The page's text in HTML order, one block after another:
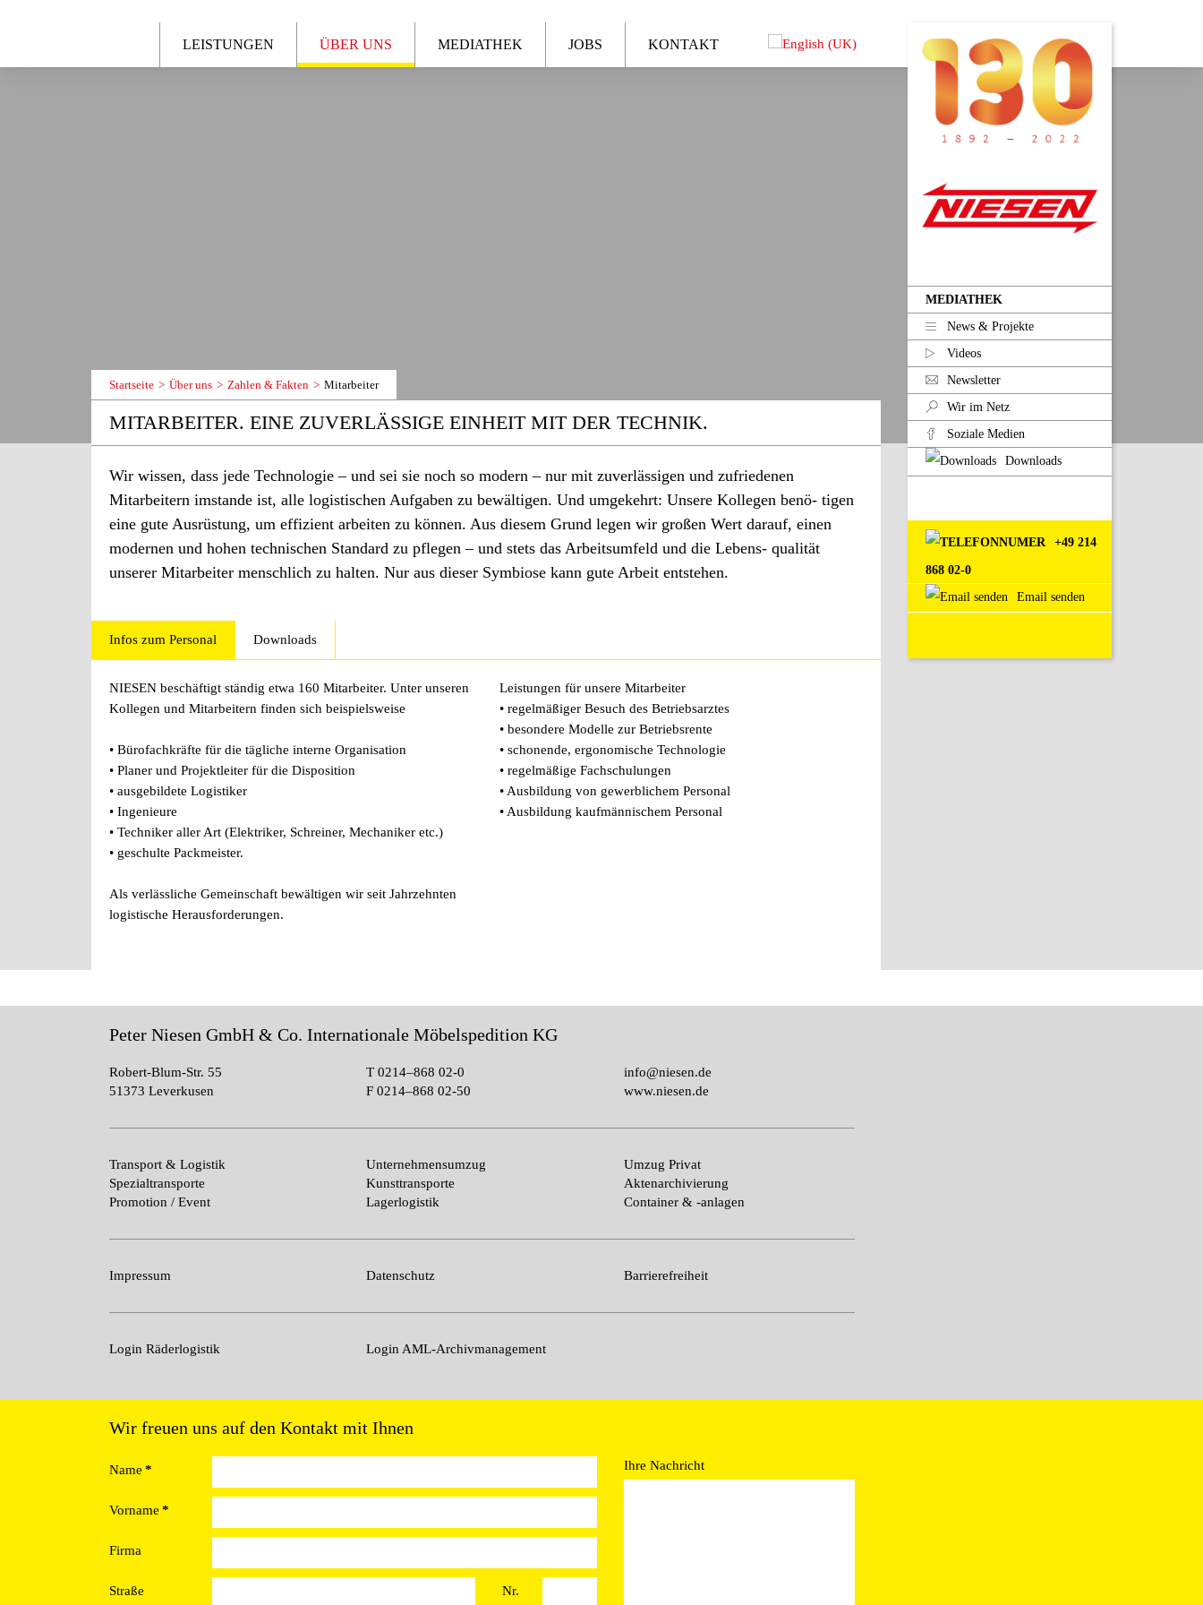
MEDIATHEK
News & Projekte
Videos
Newsletter
Wir im Netz
Soziale Medien
Downloads
+49 214
868 02-0
Email senden
LEISTUNGEN ÜBER UNS MEDIATHEK JOBS KONTAKT
Startseite Über uns Zahlen & Fakten Mitarbeiter
MITARBEITER. EINE ZUVERLÄSSIGE EINHEIT MIT DER TECHNIK.
Wir wissen, dass jede Technologie – und sei sie noch so modern – nur mit zuverlässigen und zufriedenen
Mitarbeitern imstande ist, alle logistischen Aufgaben zu bewältigen. Und umgekehrt: Unsere Kollegen benö- tigen
eine gute Ausrüstung, um effizient arbeiten zu können. Aus diesem Grund legen wir großen Wert darauf, einen
modernen und hohen technischen Standard zu pflegen – und stets das Arbeitsumfeld und die Lebens- qualität
unserer Mitarbeiter menschlich zu halten. Nur aus dieser Symbiose kann gute Arbeit entstehen.
Infos zum Personal Downloads
NIESEN beschäftigt ständig etwa 160 Mitarbeiter. Unter unseren
Kollegen und Mitarbeitern finden sich beispielsweise
• Bürofachkräfte für die tägliche interne Organisation
• Planer und Projektleiter für die Disposition
• ausgebildete Logistiker
• Ingenieure
• Techniker aller Art (Elektriker, Schreiner, Mechaniker etc.)
• geschulte Packmeister.
Als verlässliche Gemeinschaft bewältigen wir seit Jahrzehnten
logistische Herausforderungen.
Leistungen für unsere Mitarbeiter
• regelmäßiger Besuch des Betriebsarztes
• besondere Modelle zur Betriebsrente
• schonende, ergonomische Technologie
• regelmäßige Fachschulungen
• Ausbildung von gewerblichem Personal
• Ausbildung kaufmännischem Personal
Peter Niesen GmbH & Co. Internationale Möbelspedition KG
Robert-Blum-Str. 55
51373 Leverkusen
T 0214–868 02-0
F 0214–868 02-50
info@niesen.de
www.niesen.de
Transport & Logistik
Spezialtransporte
Promotion / Event
Unternehmensumzug
Kunsttransporte
Lagerlogistik
Umzug Privat
Aktenarchivierung
Container & -anlagen
Impressum Datenschutz Barrierefreiheit
Login Räderlogistik Login AML-Archivmanagement
Wir freuen uns auf den Kontakt mit Ihnen
Name *
Vorname *
Firma
Straße Nr.
Ihre Nachricht